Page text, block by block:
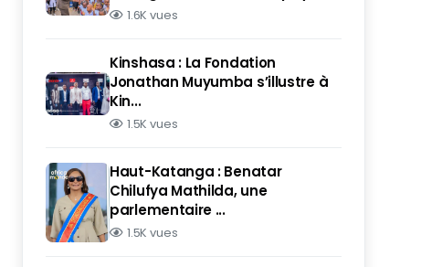
1.6K vues
Kinshasa : La Fondation
Jonathan Muyumba s’illustre à
Kin...
1.5K vues
Haut-Katanga : Benatar
Chilufya Mathilda, une
parlementaire ...
1.5K vues